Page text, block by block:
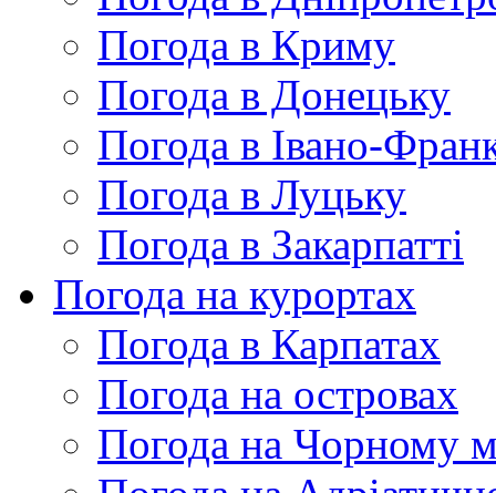
Погода в Криму
Погода в Донецьку
Погода в Івано-
Погода в Луцьку
Погода в Закарпатті
Погода на курортах
Погода в Карпатах
Погода на островах
Погода на Чорному